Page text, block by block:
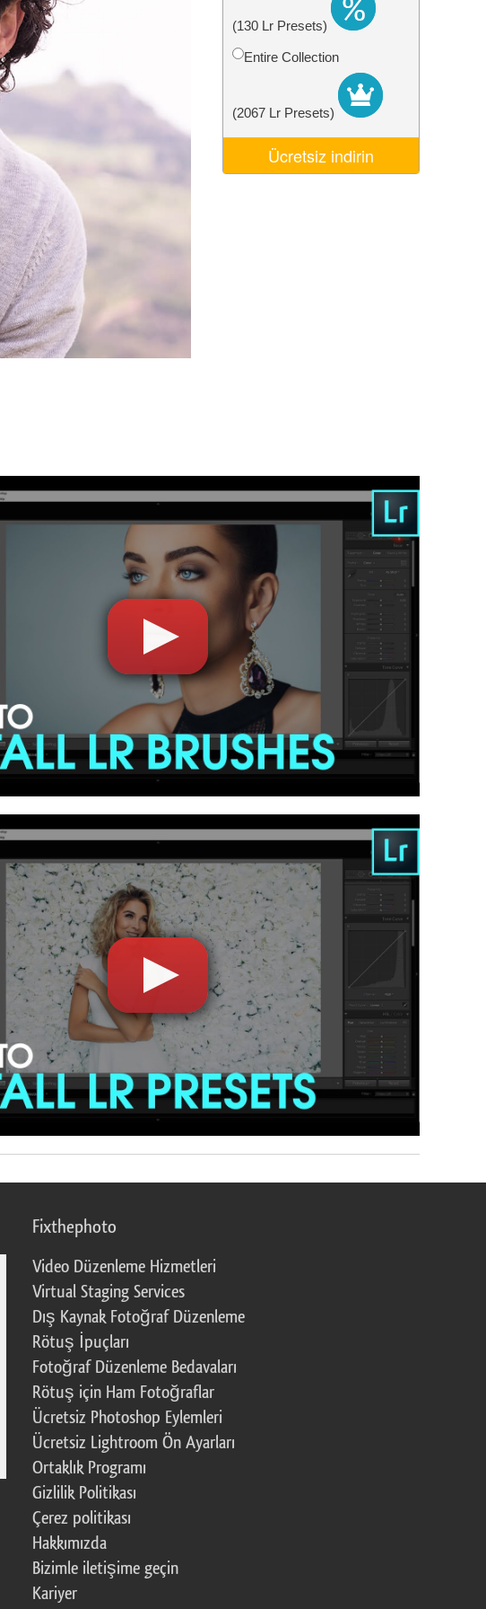
AI Eğitim Verileri Video Editing Services(130 Lr Presets)
Entire Collection
(2067 Lr Presets)
Ücretsiz indirin
Fixthephoto
Video Düzenleme Hizmetleri
Virtual Staging Services
Dış Kaynak Fotoğraf Düzenleme
Rötuş İpuçları
Fotoğraf Düzenleme Bedavaları
Rötuş için Ham Fotoğraflar
Ücretsiz Photoshop Eylemleri
Ücretsiz Lightroom Ön Ayarları
Ortaklık Programı
Gizlilik Politikası
Çerez politikası
Hakkımızda
Bizimle iletişime geçin
Kariyer